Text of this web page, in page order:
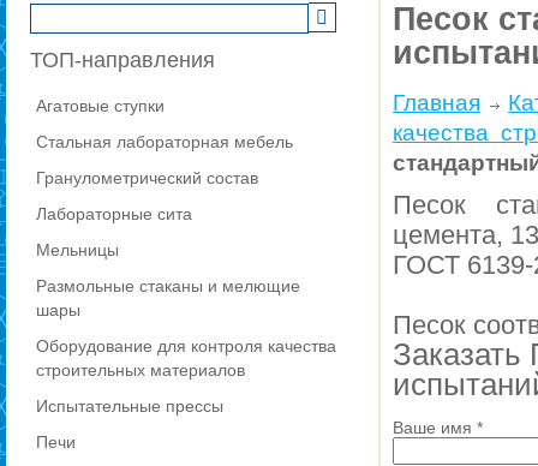
ТОП-направления
Агатовые ступки
Стальная лабораторная мебель
Гранулометрический состав
Лабораторные сита
Мельницы
Размольные стаканы и мелющие
шары
Оборудование для контроля качества
строительных материалов
Испытательные прессы
Печи
Песок
Главная
качества
Песок
цемента,
ГОСТ 6139-
Песок
Ваше имя *